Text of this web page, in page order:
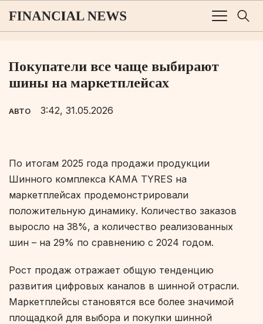
Покупатели все чаще выбирают
шины на маркетплейсах
АВТО 3:42, 31.05.2026
По итогам 2025 года продажи продукции
Шинного комплекса KAMA TYRES на
маркетплейсах продемонстрировали
положительную динамику. Количество заказов
выросло на 38%, а количество реализованных
шин – на 29% по сравнению с 2024 годом.
Рост продаж отражает общую тенденцию
развития цифровых каналов в шинной отрасли.
Маркетплейсы становятся все более значимой
площадкой для выбора и покупки шинной